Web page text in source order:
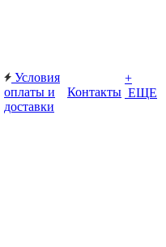
Условия
оплаты и
доставки
Контакты
+
ЕЩЕ